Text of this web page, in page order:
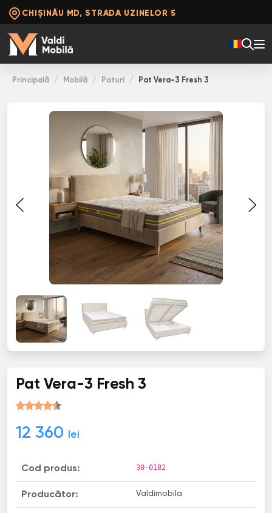
CHIȘINĂU MD, STRADA UZINELOR 5
Principală Mobilă Paturi Pat Vera-3 Fresh 3
Pat Vera-3 Fresh 3
12 360 lei
Cod produs: 30-0182
Producător: Valdimobila